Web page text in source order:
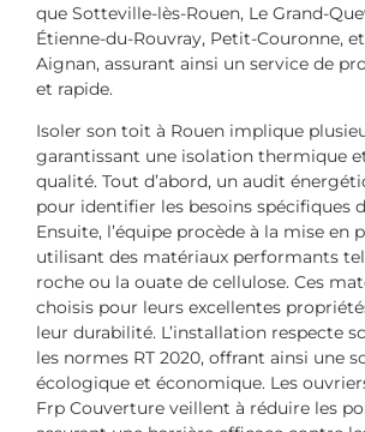
que Sotteville-lès-Rouen, Le Grand-
Étienne-du-Rouvray, Petit-Couronne,
Aignan, assurant ainsi un service de
et rapide.
Isoler son toit à Rouen implique
garantissant une isolation thermique
qualité. Tout d’abord, un audit
pour identifier les besoins spécifiques
Ensuite, l’équipe procède à la mise en
utilisant des matériaux performants
roche ou la ouate de cellulose. Ces
choisis pour leurs excellentes
leur durabilité. L’installation respecte
les normes RT 2020, offrant ainsi une
écologique et économique. Les
Frp Couverture veillent à réduire les